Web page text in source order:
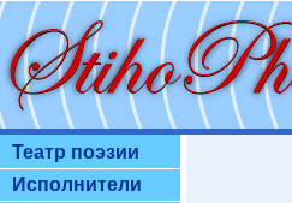
Театр поэзии
Исполнители